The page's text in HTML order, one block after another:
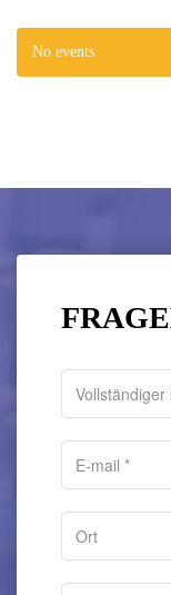
No events